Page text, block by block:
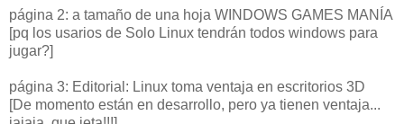
página 2: a tamaño de una hoja WINDOWS GAMES MANÍA
[pq los usarios de Solo Linux tendrán todos windows para
jugar?]
página 3: Editorial: Linux toma ventaja en escritorios 3D
[De momento están en desarrollo, pero ya tienen ventaja...